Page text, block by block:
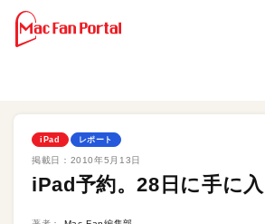
iPad レポート
掲載日： 2010年5月13日
iPad予約。28日に手に